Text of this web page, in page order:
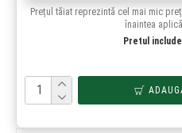
Prețul tăiat reprezintă cel mai mic
înaintea
Pretul include